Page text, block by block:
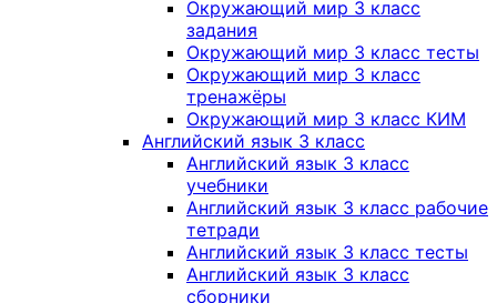
Окружающий мир 3 класс
задания
Окружающий мир 3 класс тесты
Окружающий мир 3 класс
тренажёры
Окружающий мир 3 класс КИМ
Английский язык 3 класс
Английский язык 3 класс
учебники
Английский язык 3 класс рабочие
тетради
Английский язык 3 класс тесты
Английский язык 3 класс
сборники